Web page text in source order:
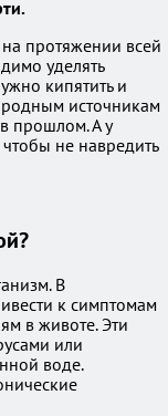
протяжении всей
уделять
кипятить и
источникам
прошлом. А у
не навредить
В
к симптомам
в животе. Эти
или
воде.